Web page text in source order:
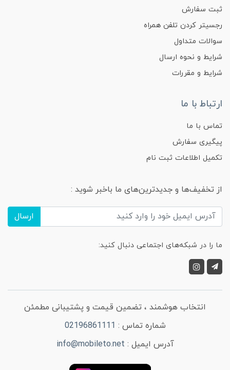
ثبت سفارش
رجسیتر کردن تلفن همراه
سوالات متداول
شرایط و نحوه ارسال
شرایط و مقررات
ارتباط با ما
تماس با ما
پیگیری سفارش
تکمیل اطلاعات ثبت نام
از تخفیف‌ها و جدیدترین‌های ما باخبر شوید :
ارسال
ما را در شبکه‌های اجتماعی دنبال کنید:
انتخاب هوشمند ، تضمین قیمت و پشتیبانی مطمئن
شماره تماس : 02196861111
آدرس ایمیل : info@mobileto.net